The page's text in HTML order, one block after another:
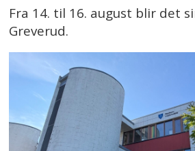
Fra 14. til 16. august blir det
Greverud.